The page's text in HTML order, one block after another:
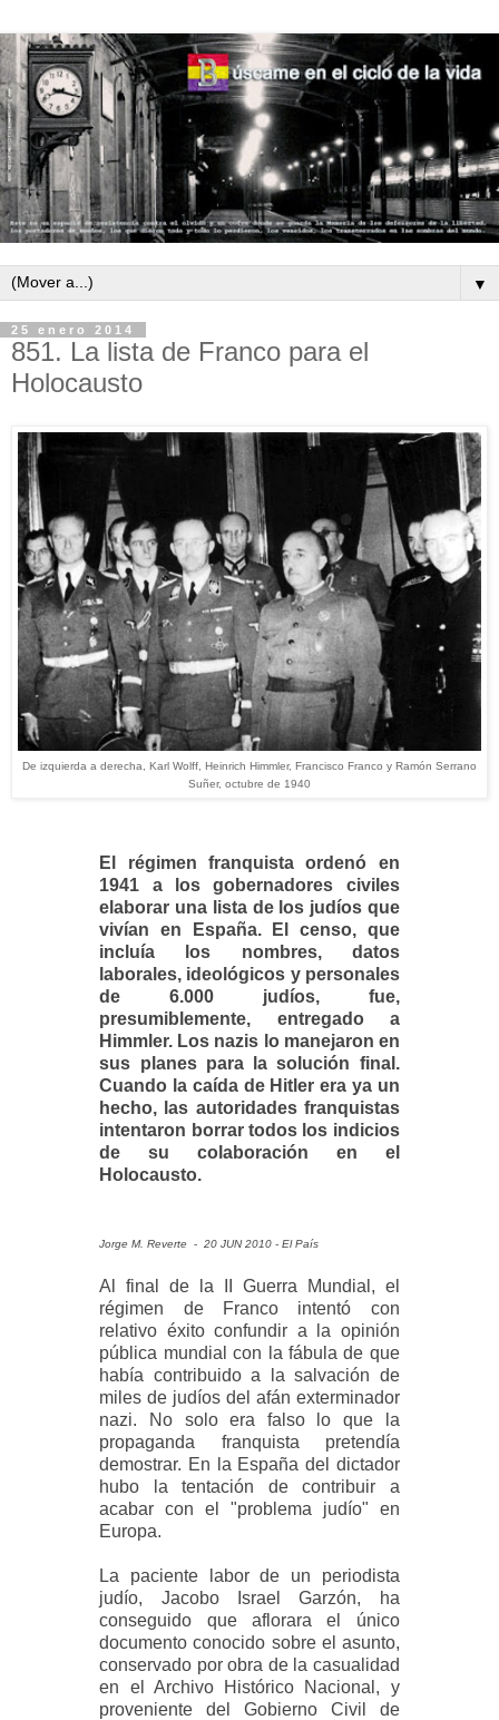
▼
25 enero 2014
851. La lista de Franco para el
Holocausto
De izquierda a derecha, Karl Wolff, Heinrich Himmler, Francisco Franco y Ramón Serrano
Suñer, octubre de 1940
E l régimen franquista ordenó en
1941 a los gobernadores civiles
elaborar una lista de los judíos que
vivían en España. El censo, que
incluía los nombres, datos
laborales, ideológicos y personales
de 6.000 judíos, fue,
presumiblemente, entregado a
Himmler. Los nazis lo manejaron en
sus planes para la solución final.
Cuando la caída de Hitler era ya un
hecho, las autoridades franquistas
intentaron borrar todos los indicios
de su colaboración en el
Holocausto.
Jorge M. Reverte - 20 JUN 2010 - El País
Al final de la II Guerra Mundial, el
régimen de Franco intentó con
relativo éxito confundir a la opinión
pública mundial con la fábula de que
había contribuido a la salvación de
miles de judíos del afán exterminador
nazi. No solo era falso lo que la
propaganda franquista pretendía
demostrar. En la España del dictador
hubo la tentación de contribuir a
acabar con el "problema judío" en
Europa.
La paciente labor de un periodista
judío, Jacobo Israel Garzón, ha
conseguido que aflorara el único
documento conocido sobre el asunto,
conservado por obra de la casualidad
en el Archivo Histórico Nacional, y
proveniente del Gobierno Civil de